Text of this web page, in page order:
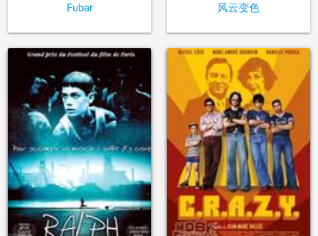
Fubar 风云变色